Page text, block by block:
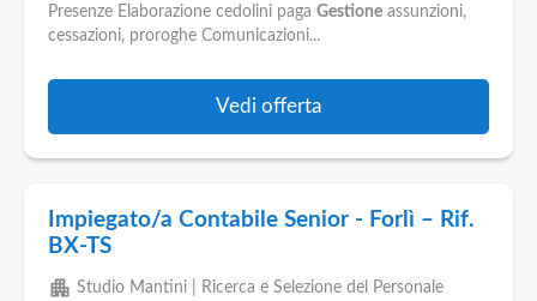
Presenze Elaborazione cedolini paga Gestione assunzioni,
cessazioni, proroghe Comunicazioni...
Vedi offerta
Impiegato/a Contabile Senior - Forlì – Rif.
BX-TS
apartment Studio Mantini | Ricerca e Selezione del Personale